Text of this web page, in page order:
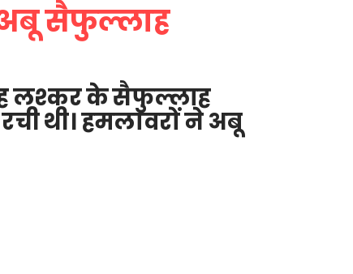
सैफुल्लाह
लश्कर के सैफुल्लाह
थी। हमलावरों ने अबू